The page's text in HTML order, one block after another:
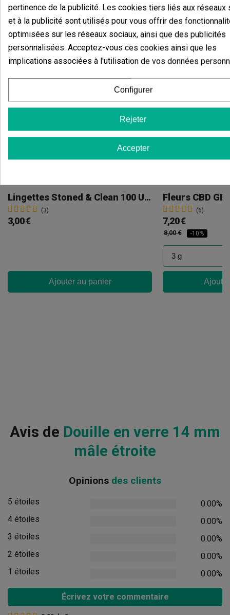
?
Il est recommandé d'enlever les résidus après
chaque utilisation et de la nettoyer avec des produits
spécifiques pour le verre ou avec de l'eau chaude
lorsque la saleté est légère. Évitez les chocs et les
changements brusques de température pour prendre
Vous aimerez aussi
Lingettes Stoned & Clean 100 Unités
(3)
3,00 €
Ajouter au panier
(6)
7,20 €
8,00 € -10%
Avis de Douille en verre 14 mm
mâle étroite
Opinions des clients
5 étoiles
0.00%
4 étoiles
0.00%
3 étoiles
0.00%
2 étoiles
0.00%
1 étoiles
0.00%
Écrivez votre commentaire
pertinence de la publicité. Les cookies tiers liés aux réseaux
et à la publicité sont utilisés pour vous offrir des
optimisées sur les réseaux sociaux, ainsi que des publicités
personnalisées. Acceptez-vous ces cookies ainsi que les
implications associées à l'utilisation de vos données
Configurer
Rejeter
Accepter